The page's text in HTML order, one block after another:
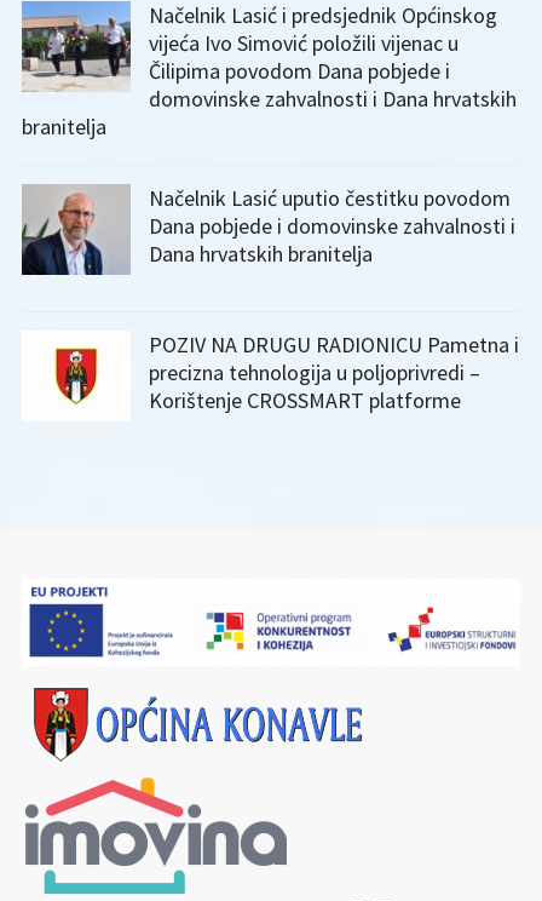
Načelnik Lasić i predsjednik Općinskog
vijeća Ivo Simović položili vijenac u
Čilipima povodom Dana pobjede i
domovinske zahvalnosti i Dana hrvatskih
branitelja
Načelnik Lasić uputio čestitku povodom
Dana pobjede i domovinske zahvalnosti i
Dana hrvatskih branitelja
POZIV NA DRUGU RADIONICU Pametna i
precizna tehnologija u poljoprivredi –
Korištenje CROSSMART platforme